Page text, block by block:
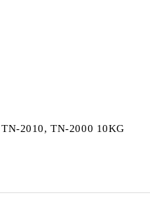
2010, TN-2000 10KG